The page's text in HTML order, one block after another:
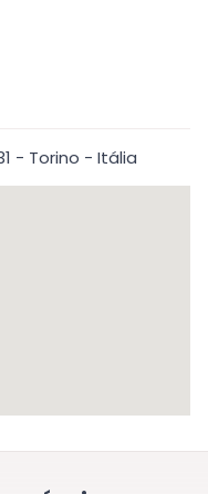
- Torino - Itália